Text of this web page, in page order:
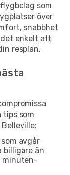
som
över
snabbhet
det enkelt att
resplan.
tips som
som avgår
billigare än
minuten-